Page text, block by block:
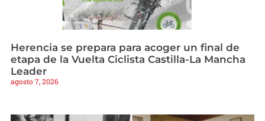
Herencia se prepara para acoger un final de
etapa de la Vuelta Ciclista Castilla-La Mancha
Leader
agosto 7, 2026